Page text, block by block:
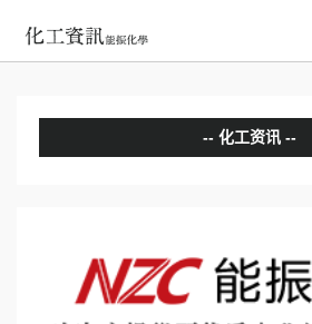
化工资讯
国际动态